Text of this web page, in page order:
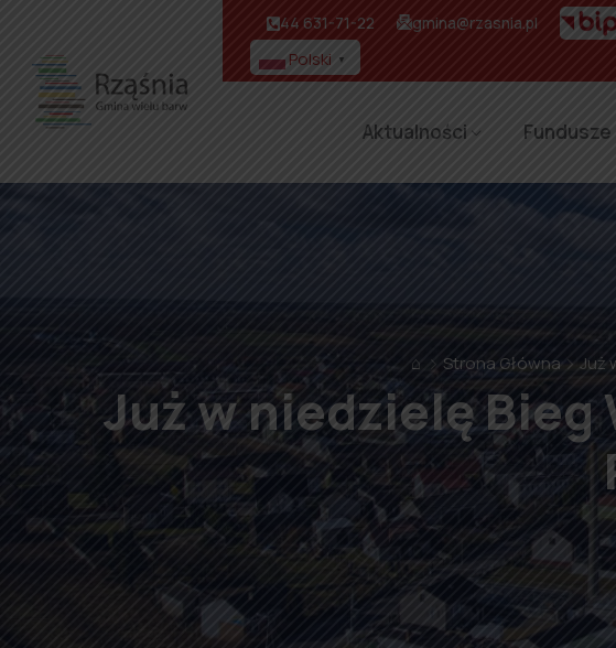
44 631-71-22 gmina@rzasnia.pl
Polski ▼
Aktualności
⌂ Strona Główna Już
Już w niedzielę Bieg